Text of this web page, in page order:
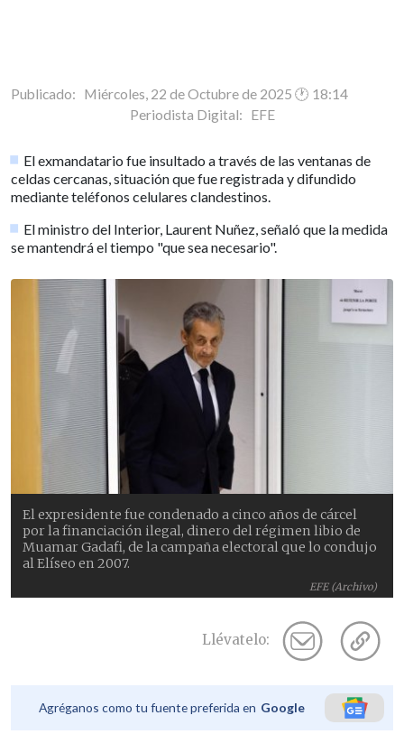
Publicado: Miércoles, 22 de Octubre de 2025 🕐 18:14
Periodista Digital: EFE
El exmandatario fue insultado a través de las ventanas de
celdas cercanas, situación que fue registrada y difundido
mediante teléfonos celulares clandestinos.
El ministro del Interior, Laurent Nuñez, señaló que la medida
se mantendrá el tiempo "que sea necesario".
EFE (Archivo)
El expresidente fue condenado a cinco años de cárcel
por la financiación ilegal, dinero del régimen libio de
Muamar Gadafi, de la campaña electoral que lo condujo
al Elíseo en 2007.
Llévatelo:
Agréganos como tu fuente preferida en Google